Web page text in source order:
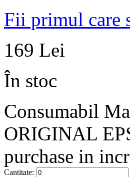
Fii primul care
169 Lei
În stoc
Consumabil
ORIGINAL
purchase in
Cantitate: